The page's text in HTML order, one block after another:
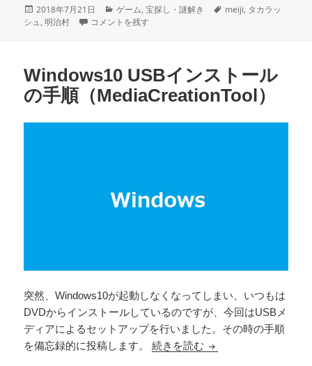
投
稿
2018年7月21日
カ
テ
ゲーム,宝探し・謎解き
タ
meiji, タカラッ
シュ,明治村 ［依頼書伍］怪盗の企てをクリア（明治探偵ＧＡＭＥ 新
コメントを残す
Windows10 USBインストール
の手順（MediaCreationTool）
突然、Windows10が起動しなくなってしまい、いつもは
DVDからインストールしているのですが、今回はUSBメ
ディアによるセットアップを行いました。その時の手順
を備忘録的に投稿します。続きを読む Windows10 USBイン